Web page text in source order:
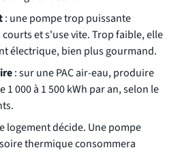
: une pompe trop puissante
et s'use vite. Trop faible, elle
électrique, bien plus gourmand.
: sur une PAC air-eau, produire
1 000 à 1 500 kWh par an, selon le
logement décide. Une pompe
thermique consommera